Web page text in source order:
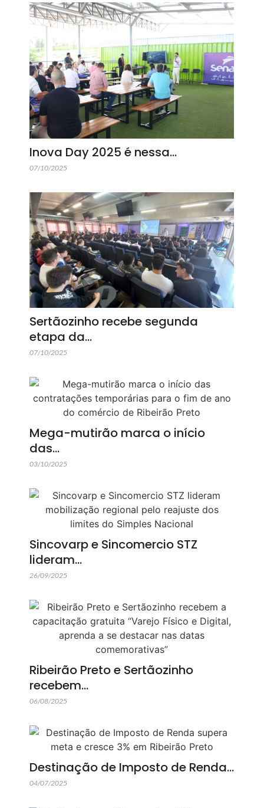
Inova Day 2025 é nessa…
07/10/2025
Sertãozinho recebe segunda
etapa da…
07/10/2025
Mega-mutirão marca o início
das…
03/10/2025
Sincovarp e Sincomercio STZ
lideram…
26/09/2025
Ribeirão Preto e Sertãozinho
recebem…
06/08/2025
Destinação de Imposto de Renda…
04/07/2025